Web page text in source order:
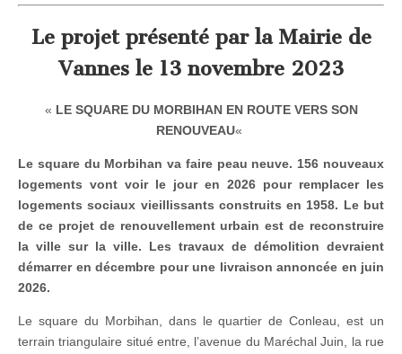
Le projet présenté par la Mairie de
Vannes le 13 novembre 2023
« LE SQUARE DU MORBIHAN EN ROUTE VERS SON
RENOUVEAU«
Le square du Morbihan va faire peau neuve. 156 nouveaux
logements vont voir le jour en 2026 pour remplacer les
logements sociaux vieillissants construits en 1958. Le but
de ce projet de renouvellement urbain est de reconstruire
la ville sur la ville. Les travaux de démolition devraient
démarrer en décembre pour une livraison annoncée en juin
2026.
Le square du Morbihan, dans le quartier de Conleau, est un
terrain triangulaire situé entre, l’avenue du Maréchal Juin, la rue